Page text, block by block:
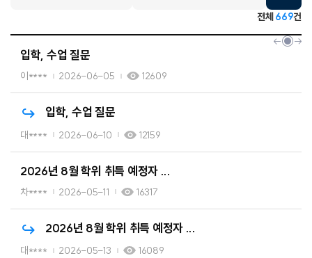
전체 669건
입학, 수업 질문
이**** 2026-06-05 12609
입학, 수업 질문
대**** 2026-06-10 12159
2026년 8월 학위 취득 예정자 ...
차**** 2026-05-11 16317
2026년 8월 학위 취득 예정자 ...
대**** 2026-05-13 16089